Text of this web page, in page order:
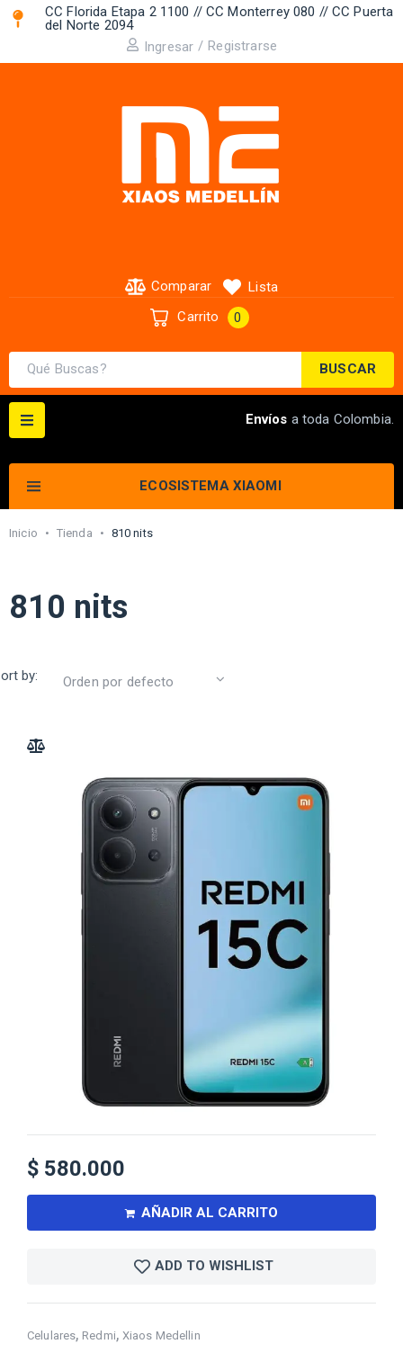
CC Florida Etapa 2 1100 // CC Monterrey 080 // CC Puerta
del Norte 2094 ​
Ingresar / Registrarse
BUSCAR
Comparar
Lista
Carrito
0
ECOSISTEMA XIAOMI
Envíos a toda Colombia.
Inicio • Tienda • 810 nits
810 nits
by:
Celulares, Redmi, Xiaos Medellin
$ 580.000
AÑADIR AL CARRITO
ADD TO WISHLIST